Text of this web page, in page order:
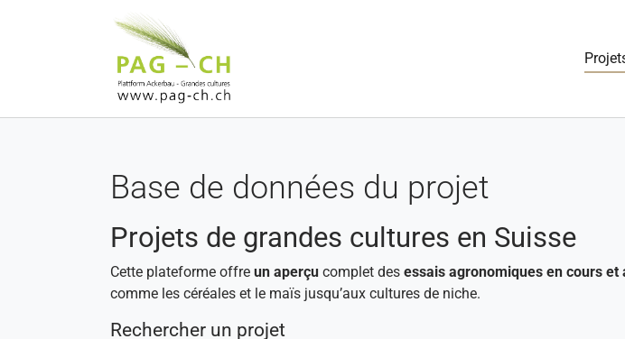
Base de données du projet
Projets de grandes cultures en Suisse
Cette plateforme offre un aperçu complet des essais agronomiques en cours et
comme les céréales et le maïs jusqu’aux cultures de niche.
Rechercher un projet